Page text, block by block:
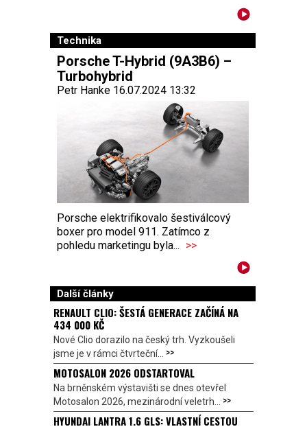
Technika
Porsche T-Hybrid (9A3B6) –
Turbohybrid
Petr Hanke 16.07.2024 13:32
Porsche elektrifikovalo šestiválcový
boxer pro model 911. Zatímco z
pohledu marketingu byla... >>
Další články
RENAULT CLIO: ŠESTÁ GENERACE ZAČÍNÁ NA
434 000 KČ
Nové Clio dorazilo na český trh. Vyzkoušeli
jsme je v rámci čtvrteční... >>
MOTOSALON 2026 ODSTARTOVAL
Na brněnském výstavišti se dnes otevřel
Motosalon 2026, mezinárodní veletrh... >>
HYUNDAI LANTRA 1.6 GLS: VLASTNÍ CESTOU